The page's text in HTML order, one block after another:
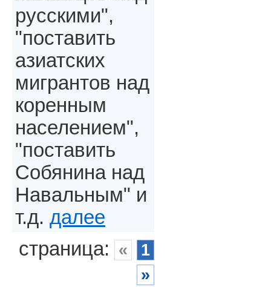
русскими",
"поставить
азиатских
мигрантов над
коренным
населением",
"поставить
Собянина над
Навальным" и
т.д. далее
страница: «
1
»